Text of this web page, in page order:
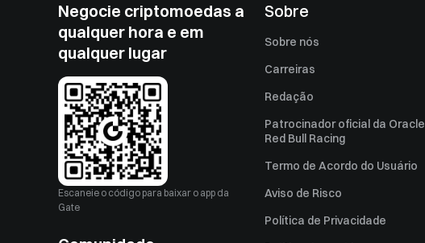
Negocie criptomoedas a
qualquer hora e em
qualquer lugar
Escaneie o código para baixar o app da
Gate
Sobre
Sobre nós
Carreiras
Redação
Patrocinador oficial da Oracle
Red Bull Racing
Termo de Acordo do Usuário
Aviso de Risco
Política de Privacidade